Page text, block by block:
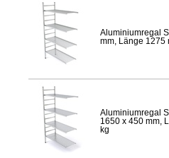
Aluminiumregal
mm, Länge 1275
Aluminiumregal
1650 x 450 mm,
kg